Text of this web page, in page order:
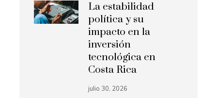
La estabilidad
política y su
impacto en la
inversión
tecnológica en
Costa Rica
julio 30, 2026